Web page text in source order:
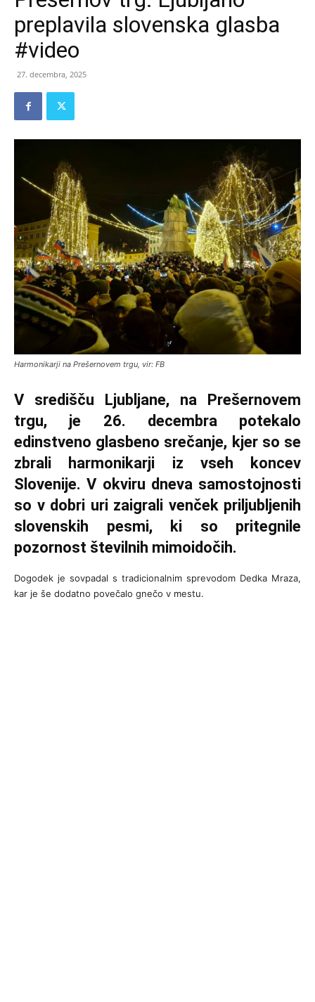
preplavila slovenska glasba
#video
27. decembra, 2025
Harmonikarji na Prešernovem trgu, vir: FB
V središču Ljubljane, na Prešernovem
trgu, je 26. decembra potekalo
edinstveno glasbeno srečanje, kjer so se
zbrali harmonikarji iz vseh koncev
Slovenije. V okviru dneva samostojnosti
so v dobri uri zaigrali venček priljubljenih
slovenskih pesmi, ki so pritegnile
pozornost številnih mimoidočih.
Dogodek je sovpadal s tradicionalnim sprevodom Dedka Mraza,
kar je še dodatno povečalo gnečo v mestu.